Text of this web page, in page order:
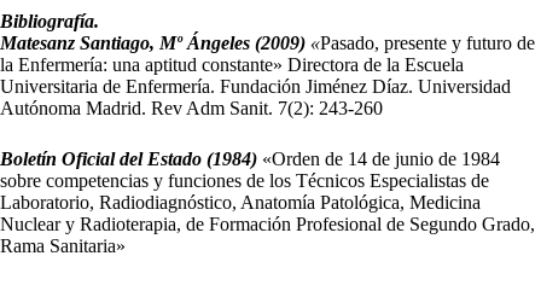
Bibliografía.
Matesanz Santiago, Mº Ángeles (2009) «Pasado, presente y futuro de
la Enfermería: una aptitud constante» Directora de la Escuela
Universitaria de Enfermería. Fundación Jiménez Díaz. Universidad
Autónoma Madrid. Rev Adm Sanit. 7(2): 243-260
Boletín Oficial del Estado (1984) «Orden de 14 de junio de 1984
sobre competencias y funciones de los Técnicos Especialistas de
Laboratorio, Radiodiagnóstico, Anatomía Patológica, Medicina
Nuclear y Radioterapia, de Formación Profesional de Segundo Grado,
Rama Sanitaria»